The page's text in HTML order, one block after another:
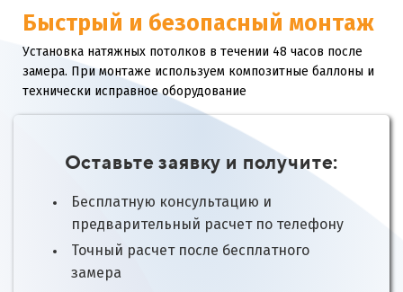
Быстрый и безопасный монтаж
Установка натяжных потолков в течении 48 часов после
замера. При монтаже используем композитные баллоны и
технически исправное оборудование
Оставьте заявку и получите:
Бесплатную консультацию и
предварительный расчет по телефону
Точный расчет после бесплатного
замера